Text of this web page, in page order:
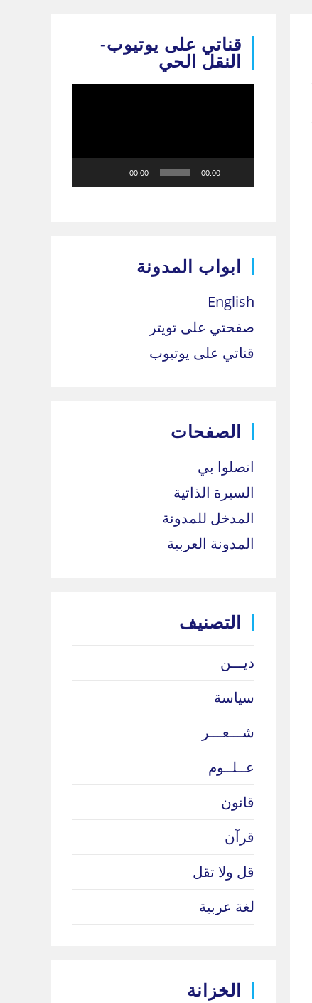
قناتي على يوتيوب-
النقل الحي
00:00
00:00
ابواب المدونة
English
صفحتي على تويتر
قناتي على يوتيوب
الصفحات
اتصلوا بي
السيرة الذاتية
المدخل للمدونة
المدونة العربية
التصنيف
ديـــن
سياسة
شـــعـــر
عــلــوم
قانون
قرآن
قل ولا تقل
لغة عربية
الخزانة